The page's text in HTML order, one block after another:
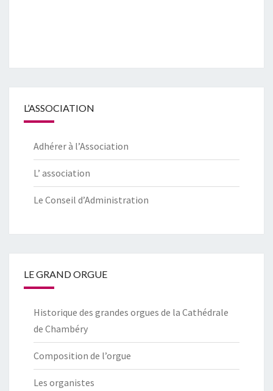
L’ASSOCIATION
Adhérer à l’Association
L’ association
Le Conseil d’Administration
LE GRAND ORGUE
Historique des grandes orgues de la Cathédrale
de Chambéry
Composition de l’orgue
Les organistes